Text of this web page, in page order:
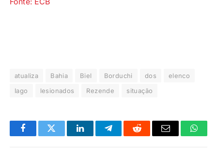
Fonte: ECB
atualiza Bahia Biel Borduchi dos
elenco
Iago
lesionados Rezende situação
FacebookTwitter LinkedInTelegramaReddit
E-